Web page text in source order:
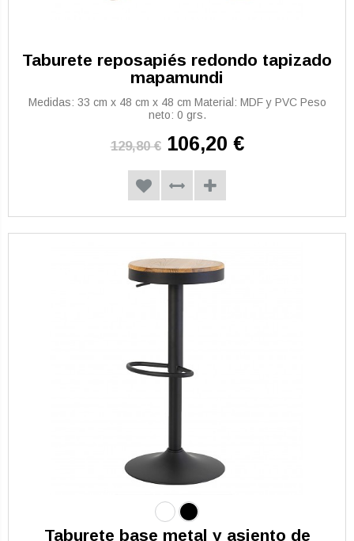
Taburete reposapiés redondo tapizado
mapamundi
Medidas: 33 cm x 48 cm x 48 cm Material: MDF y PVC Peso
neto: 0 grs.
129,80 € 106,20 €
Taburete base metal y asiento de